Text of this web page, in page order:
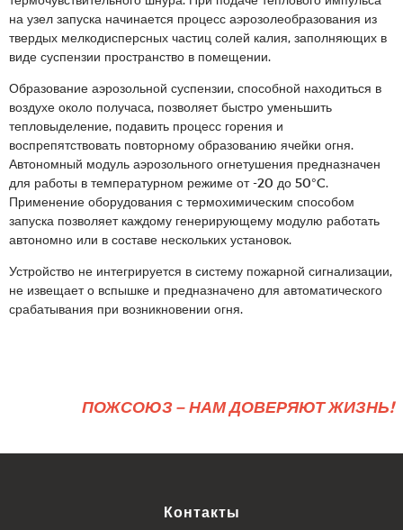
на узел запуска начинается процесс аэрозолеобразования из
твердых мелкодисперсных частиц солей калия, заполняющих в
виде суспензии пространство в помещении.
Образование аэрозольной суспензии, способной находиться в
воздухе около получаса, позволяет быстро уменьшить
тепловыделение, подавить процесс горения и
воспрепятствовать повторному образованию ячейки огня.
Автономный модуль аэрозольного огнетушения предназначен
для работы в температурном режиме от -20 до 50°C.
Применение оборудования с термохимическим способом
запуска позволяет каждому генерирующему модулю работать
автономно или в составе нескольких установок.
Устройство не интегрируется в систему пожарной сигнализации,
не извещает о вспышке и предназначено для автоматического
срабатывания при возникновении огня.
ПОЖСОЮЗ – НАМ ДОВЕРЯЮТ ЖИЗНЬ!
Контакты